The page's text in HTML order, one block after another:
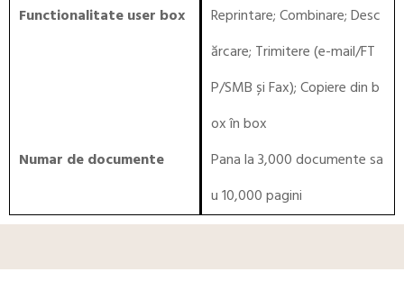
Functionalitate user box
Reprintare; Combinare; Desc
ărcare; Trimitere (e-mail/FT
P/SMB și Fax); Copiere din b
ox în box
Numar de documente
Pana la 3,000 documente sa
u 10,000 pagini